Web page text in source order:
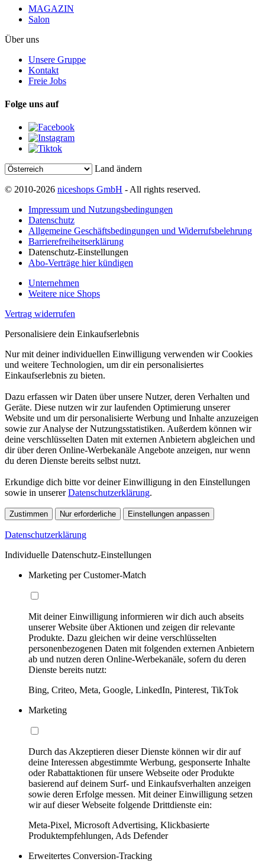
MAGAZIN
Salon
Über uns
Unsere Gruppe
Kontakt
Freie Jobs
Folge uns auf
Land ändern
© 2010-2026 niceshops GmbH - All rights reserved.
Impressum und Nutzungsbedingungen
Datenschutz
Allgemeine Geschäftsbedingungen und Widerrufsbelehrung
Barrierefreiheitserklärung
Datenschutz-Einstellungen
Abo-Verträge hier kündigen
Unternehmen
Weitere nice Shops
Vertrag widerrufen
Personalisiere dein Einkaufserlebnis
Nur mit deiner individuellen Einwilligung verwenden wir Cookies
und weitere Technologien, um dir ein personalisiertes
Einkaufserlebnis zu bieten.
Dazu erfassen wir Daten über unsere Nutzer, deren Verhalten und
Geräte. Diese nutzen wir zur laufenden Optimierung unserer
Website und um dir personalisierte Werbung und Inhalte anzuzeigen
sowie zur Analyse der Nutzungsstatistiken. Außerdem können wir
deine verschlüsselten Daten mit externen Anbietern abgleichen und
dir über deren Online-Werbekanäle Angebote anzeigen, nur wenn
du deren Dienste bereits selbst nutzt.
Erkundige dich bitte vor deiner Einwilligung in den Einstellungen
sowie in unsererDatenschutzerklärung.
Zustimmen Nur erforderliche Einstellungen anpassen
Datenschutzerklärung
Individuelle Datenschutz-Einstellungen
Marketing per Customer-Match
Mit deiner Einwilligung informieren wir dich auch abseits
unserer Website über Aktionen und zeigen dir relevante
Produkte. Dazu gleichen wir deine verschlüsselten
personenbezogenen Daten mit folgenden externen Anbietern
ab und nutzen deren Online-Werbekanäle, sofern du deren
Dienste bereits nutzt:
Bing, Criteo, Meta, Google, LinkedIn, Pinterest, TikTok
Marketing
Durch das Akzeptieren dieser Dienste können wir dir auf
deine Interessen abgestimmte Werbung, gesponserte Inhalte
oder Rabattaktionen für unsere Webseite oder Produkte
basierend auf deinem Surf- und Einkaufsverhalten anzeigen
sowie deren Erfolge messen. Mit deiner Einwilligung setzen
wir auf dieser Webseite folgende Drittdienste ein:
Meta-Pixel, Microsoft Advertising, Klickbasierte
Produktempfehlungen, Ads Defender
Erweitertes Conversion-Tracking